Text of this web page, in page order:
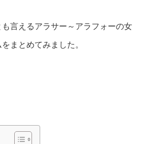
言えるアラサー～アラフォーの女
まとめてみました。